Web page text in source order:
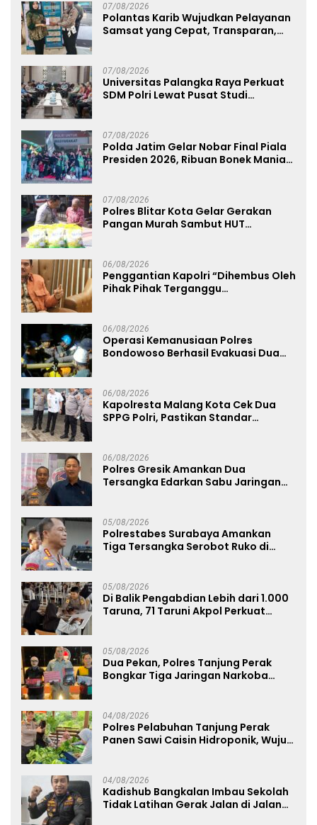
07/08/2026
Polantas Karib Wujudkan Pelayanan
Samsat yang Cepat, Transparan,
07/08/2026
Universitas Palangka Raya Perkuat
SDM Polri Lewat Pusat Studi
07/08/2026
Polda Jatim Gelar Nobar Final Piala
Presiden 2026, Ribuan Bonek Mania
07/08/2026
Polres Blitar Kota Gelar Gerakan
Pangan Murah Sambut HUT
06/08/2026
Penggantian Kapolri “Dihembus Oleh
Pihak Pihak Terganggu
06/08/2026
Operasi Kemanusiaan Polres
Bondowoso Berhasil Evakuasi Dua
06/08/2026
Kapolresta Malang Kota Cek Dua
SPPG Polri, Pastikan Standar
06/08/2026
Polres Gresik Amankan Dua
Tersangka Edarkan Sabu Jaringan
05/08/2026
Polrestabes Surabaya Amankan
Tiga Tersangka Serobot Ruko di
05/08/2026
Di Balik Pengabdian Lebih dari 1.000
Taruna, 71 Taruni Akpol Perkuat
05/08/2026
Dua Pekan, Polres Tanjung Perak
Bongkar Tiga Jaringan Narkoba
04/08/2026
Polres Pelabuhan Tanjung Perak
Panen Sawi Caisin Hidroponik, Wujud
04/08/2026
Kadishub Bangkalan Imbau Sekolah
Tidak Latihan Gerak Jalan di Jalan